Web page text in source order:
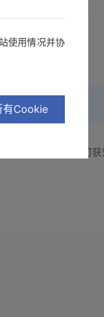
电流传感器后,即可
使用情况并协
有Cookie